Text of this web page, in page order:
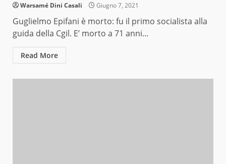
Warsamé Dini Casali Giugno 7, 2021
Guglielmo Epifani è morto: fu il primo socialista alla
guida della Cgil. E’ morto a 71 anni...
Read More